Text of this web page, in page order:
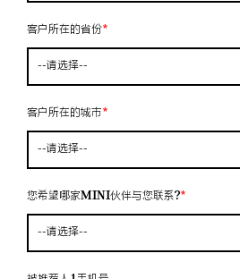
客户所在的省份*
--请选择--
客户所在的城市*
--请选择--
您希望哪家MINI伙伴与您联系?*
--请选择--